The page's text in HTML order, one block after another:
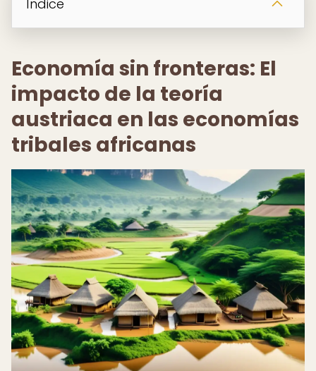
Índice
Economía sin fronteras: El
impacto de la teoría
austriaca en las economías
tribales africanas